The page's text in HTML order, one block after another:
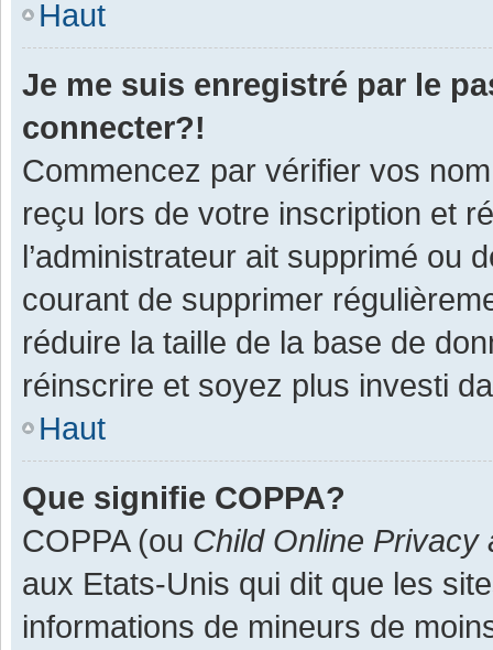
Haut
Je me suis enregistré par le
connecter?!
Commencez par vérifier vos
reçu lors de votre inscription et
l’administrateur ait supprimé ou
courant de supprimer
réduire la taille de la base de
réinscrire et soyez plus investi
Haut
Que signifie COPPA?
COPPA (ou Child Online Privacy
aux Etats-Unis qui dit que les
informations de mineurs de